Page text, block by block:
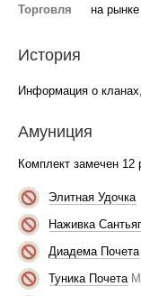
Торговля
на
История
Информация о
Амуниция
Комплект замечен 12
Элитная Удочка
Наживка
Диадема Почета
Туника Почета